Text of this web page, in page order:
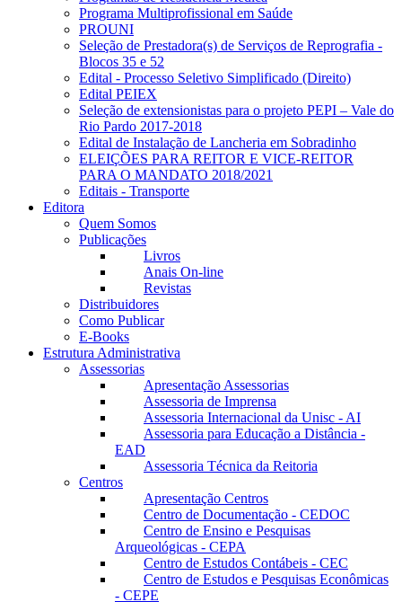
Programa Multiprofissional em Saúde
PROUNI
Seleção de Prestadora(s) de Serviços de Reprografia -
Blocos 35 e 52
Edital - Processo Seletivo Simplificado (Direito)
Edital PEIEX
Seleção de extensionistas para o projeto PEPI – Vale do
Rio Pardo 2017-2018
Edital de Instalação de Lancheria em Sobradinho
ELEIÇÕES PARA REITOR E VICE-REITOR
PARA O MANDATO 2018/2021
Editais - Transporte
Editora
Quem Somos
Publicações
Livros
Anais On-line
Revistas
Distribuidores
Como Publicar
E-Books
Estrutura Administrativa
Assessorias
Apresentação Assessorias
Assessoria de Imprensa
Assessoria Internacional da Unisc - AI
Assessoria para Educação a Distância -
EAD
Assessoria Técnica da Reitoria
Centros
Apresentação Centros
Centro de Documentação - CEDOC
Centro de Ensino e Pesquisas
Arqueológicas - CEPA
Centro de Estudos Contábeis - CEC
Centro de Estudos e Pesquisas Econômicas
- CEPE